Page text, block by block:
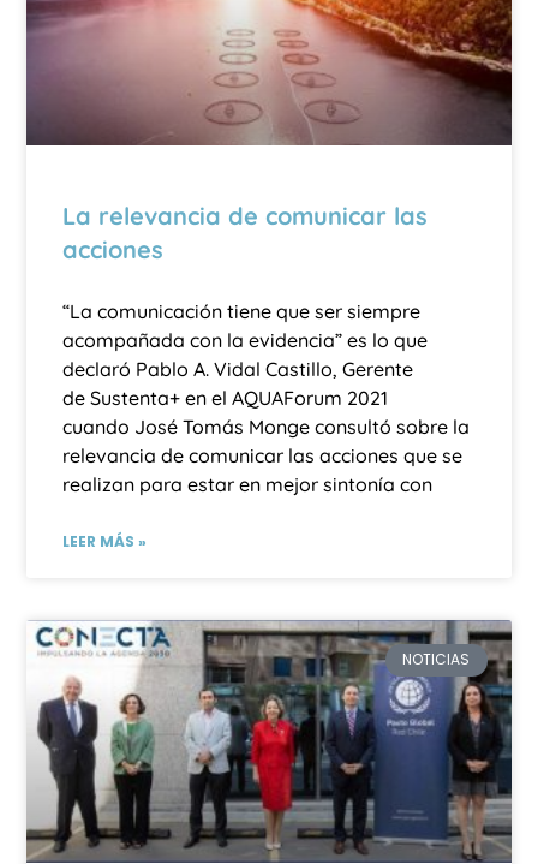
La relevancia de comunicar las
acciones
“La comunicación tiene que ser siempre
acompañada con la evidencia” es lo que
declaró Pablo A. Vidal Castillo, Gerente
de Sustenta+ en el AQUAForum 2021
cuando José Tomás Monge consultó sobre la
relevancia de comunicar las acciones que se
realizan para estar en mejor sintonía con
LEER MÁS »
NOTICIAS